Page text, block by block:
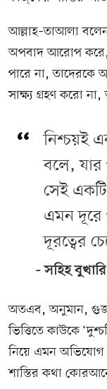
আল্লাহ–তাআলা
অপবাদ আরোপ করে,
পারে না, তাদেরকে
সাক্ষ্য গ্রহণ করো
নিশ্চয়ই
বলে, যার
সেই একটি
এমন দূরে
দূরত্বের
সহিহ
অতএব, অনুমান, গুজব,
ভিত্তিতে কাউকে
নিয়ে এমন
শাস্তির কথা